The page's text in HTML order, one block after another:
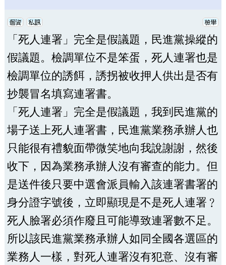
「死人連署」完全是假議題，民進黨操縱的
假議題。檢調單位不是笨蛋，死人連署也是
檢調單位的誘餌，誘拐被收押人供出是否有
抄襲冒名填寫連署書。
「死人連署」完全是假議題，我到民進黨的
場子送上死人連署書，民進黨業務承辦人也
只能很有禮貌面帶微笑地向我說謝謝，然後
收下，因為業務承辦人沒有審查的能力。但
是送件後只要中選會派員輸入該連署書署的
身分證字號後，立即顯現是不是死人連署﹖
死人臉署必須作廢且可能導致連署數不足。
所以該民進黨業務承辦人如同全國各選區的
業務人一樣，對死人連署沒有犯意、沒有審